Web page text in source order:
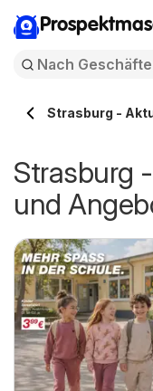
Strasburg -
Strasburg
und